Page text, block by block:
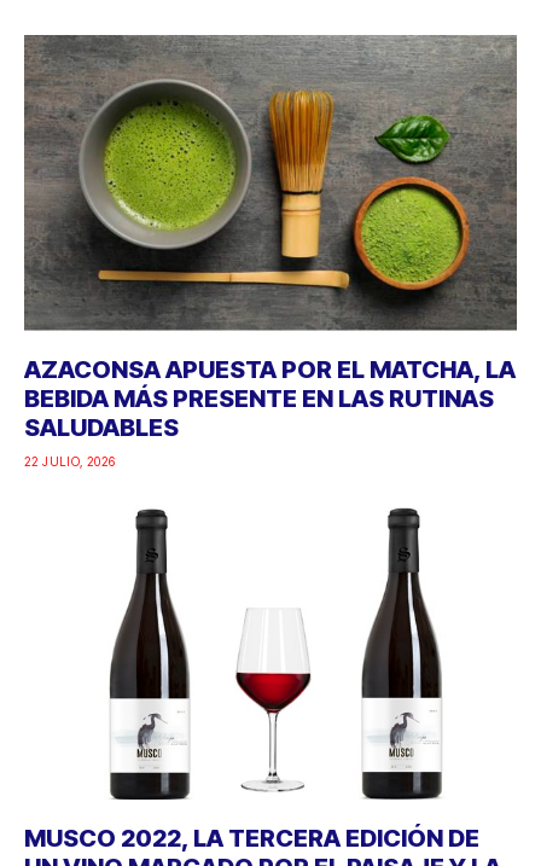
AZACONSA APUESTA POR EL MATCHA, LA
BEBIDA MÁS PRESENTE EN LAS RUTINAS
SALUDABLES
22 JULIO, 2026
MUSCO 2022, LA TERCERA EDICIÓN DE